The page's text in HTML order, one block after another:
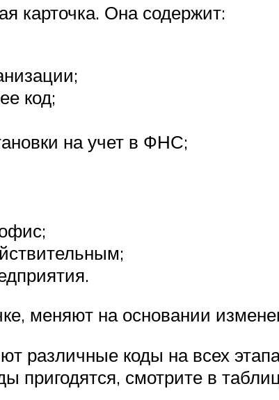
карточка. Она содержит:
код;
на учет в ФНС;
меняют на основании
различные коды на всех
пригодятся, смотрите в